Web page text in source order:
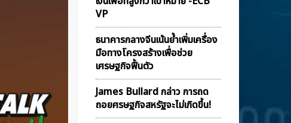
VP
ธนาคารกลางจีนเน้นย้ำเพิ่มเครื่อง
มือทางโครงสร้างเพื่อช่วย
เศรษฐกิจฟื้นตัว
James Bullard กล่าว การถด
ถอยศรษฐกิจสหรัฐจะไม่เกิดขึ้น!